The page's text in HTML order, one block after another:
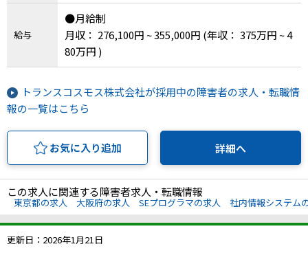
給与
●月給制
月収： 276,100円 ~ 355,000円 (年収： 375万円 ~ 4
80万円 )
トランスコスモス株式会社が採用中の障害者の求人・転職情
報の一覧はこちら
お気に入り追加 詳細へ
この求人に関連する障害者求人・転職情報
東京都の求人 大阪府の求人 SEプログラマの求人 社内情報システム
更新日：2026年1月21日